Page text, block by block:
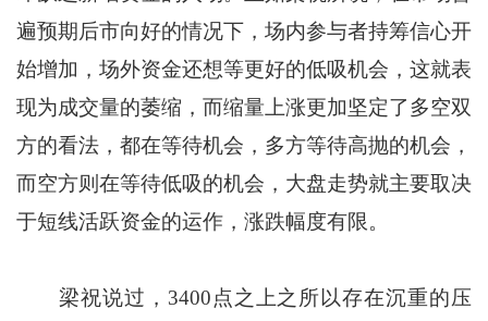
遍预期后市向好的情况下，场内参与者持筹信心开
始增加，场外资金还想等更好的低吸机会，这就表
现为成交量的萎缩，而缩量上涨更加坚定了多空双
方的看法，都在等待机会，多方等待高抛的机会，
而空方则在等待低吸的机会，大盘走势就主要取决
于短线活跃资金的运作，涨跌幅度有限。
梁祝说过，3400点之上之所以存在沉重的压